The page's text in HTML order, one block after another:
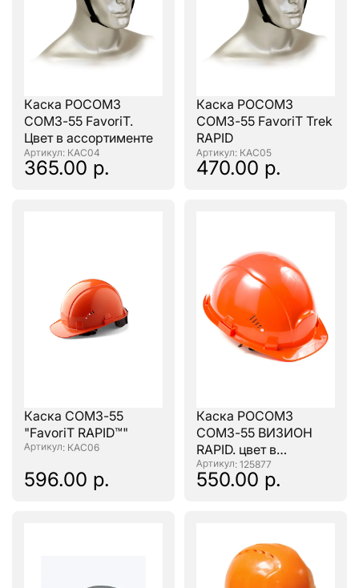
Каска РОСОМЗ
СОМЗ-55 FavoriT.
Цвет в ассортименте
: КАС04
365.00 р.
Каска РОСОМЗ
СОМЗ-55 FavoriТ Trek
RAPID
: КАС05
470.00 р.
Каска СОМЗ-55
"FavoriT RAPID™"
: КАС06
596.00 р.
Каска РОСОМЗ
СОМЗ-55 ВИЗИОН
RAPID. цвет в
ассортименте.
: 125877
550.00 р.